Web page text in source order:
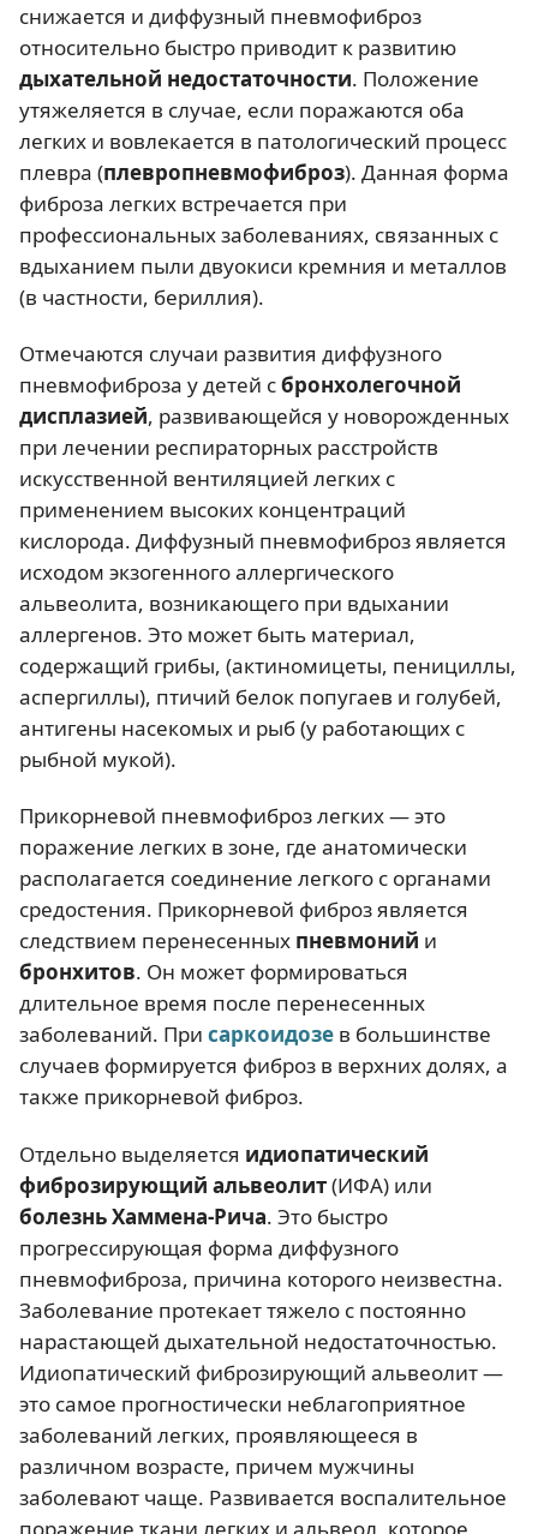
снижается и диффузный пневмофиброз
относительно быстро приводит к развитию
дыхательной недостаточности. Положение
утяжеляется в случае, если поражаются оба
легких и вовлекается в патологический процесс
плевра (плевропневмофиброз). Данная форма
фиброза легких встречается при
профессиональных заболеваниях, связанных с
вдыханием пыли двуокиси кремния и металлов
(в частности, бериллия).
Отмечаются случаи развития диффузного
пневмофиброза у детей сбронхолегочной
дисплазией, развивающейся у новорожденных
при лечении респираторных расстройств
искусственной вентиляцией легких с
применением высоких концентраций
кислорода. Диффузный пневмофиброз является
исходом экзогенного аллергического
альвеолита, возникающего при вдыхании
аллергенов. Это может быть материал,
содержащий грибы, (актиномицеты, пенициллы,
аспергиллы), птичий белок попугаев и голубей,
антигены насекомых и рыб (у работающих с
рыбной мукой).
Прикорневой пневмофиброз легких — это
поражение легких в зоне, где анатомически
располагается соединение легкого с органами
средостения. Прикорневой фиброз является
следствием перенесенных пневмоний и
бронхитов. Он может формироваться
длительное время после перенесенных
заболеваний. При саркоидозе в большинстве
случаев формируется фиброз в верхних долях, а
также прикорневой фиброз.
Отдельно выделяется идиопатический
фиброзирующий альвеолит(ИФА) или
болезнь Хаммена-Рича. Это быстро
прогрессирующая форма диффузного
пневмофиброза, причина которого неизвестна.
Заболевание протекает тяжело с постоянно
нарастающей дыхательной недостаточностью.
Идиопатический фиброзирующий альвеолит —
это самое прогностически неблагоприятное
заболеваний легких, проявляющееся в
различном возрасте, причем мужчины
заболевают чаще. Развивается воспалительное
поражение ткани легких и альвеол, которое